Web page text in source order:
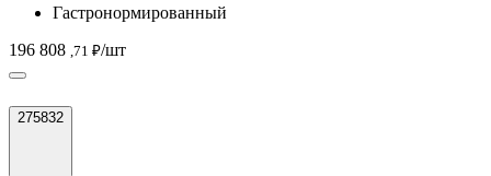
Гастронормированный
196 808 ,71 ₽/шт
275832